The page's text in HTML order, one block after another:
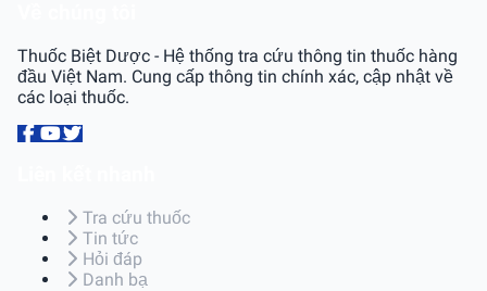
Thuốc Biệt Dược - Hệ thống tra cứu thông tin thuốc hàng
đầu Việt Nam. Cung cấp thông tin chính xác, cập nhật về
các loại thuốc.
Tra cứu thuốc
Tin tức
Hỏi đáp
Danh bạ